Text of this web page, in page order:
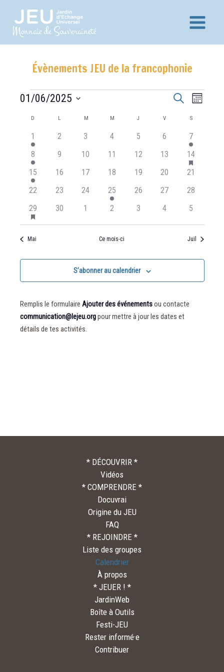
contenuMonnaie de Souveraineté
Main
Évènements JEU de la francophonie
Évènements Recherche
navigation
Évènements
Recherche
Mois
01/06/2025
date.
Calendrier
Évènements
D DIMANCHEL M M MERCREDIJ V VENDREDISSAMEDI
2
évènements
1
0
2
0
3
0
4
0
5
0
évènements
6
1
évènement
7
1
évènement
8
0
9
010
011
012
0
évènements
13
1
évènement
14
has
featured
2
évènements
15
016
017
018
019
0
20
0
21
0
22
0
23
0
évènements
24
1
évènement
25
0
26
0
27
0
28
1
évènement
29
has
featured
évènements
0
30
0
1
0
2
0
3
0
4
0
5
Mai Ce mois-ci Juil
S’abonner au calendrier
Remplis le formulaire Ajouter des événementsou contacte
communication@lejeu.orgpour mettre à jour les dates et
détails de tes activités.
* DÉCOUVRIR *
Vidéos
* COMPRENDRE *
Docuvrai
Origine du JEU
FAQ
* REJOINDRE *
Liste des groupes
Calendrier
À propos
* JEUER ! *
JardinWeb
Boîte à Outils
Festi-JEU
Rester informé·e
Contribuer